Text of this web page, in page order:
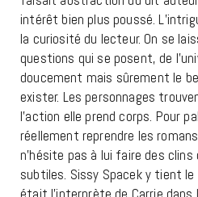
intérêt bien plus poussé.
la curiosité du lecteur. On se
questions qui se posent, de
doucement mais sûrement le
exister. Les personnages
l’action elle prend corps. Pour
réellement reprendre les
n’hésite pas à lui faire des
subtiles. Sissy Spacek y tient le